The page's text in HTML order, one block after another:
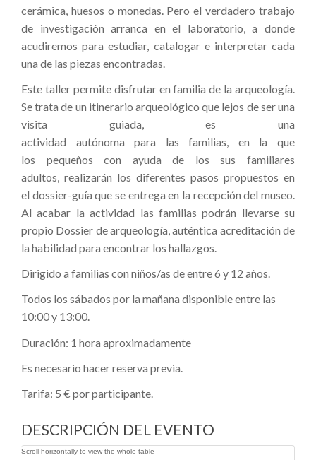
cerámica, huesos o monedas. Pero el verdadero trabajo
de investigación arranca en el laboratorio, a donde
acudiremos para estudiar, catalogar e interpretar cada
una de las piezas encontradas.
Este taller permite disfrutar en familia de la arqueología.
Se trata de un itinerario arqueológico que lejos de ser una
visita guiada, es una
actividad autónoma para las familias, en la que
los pequeños con ayuda de los sus familiares
adultos, realizarán los diferentes pasos propuestos en
el dossier-guía que se entrega en la recepción del museo.
Al acabar la actividad las familias podrán llevarse su
propio Dossier de arqueología, auténtica acreditación de
la habilidad para encontrar los hallazgos.
Dirigido a familias con niños/as de entre 6 y 12 años.
Todos los sábados por la mañana disponible entre las
10:00 y 13:00.
Duración: 1 hora aproximadamente
Es necesario hacer reserva previa.
Tarifa: 5 € por participante.
DESCRIPCIÓN DEL EVENTO